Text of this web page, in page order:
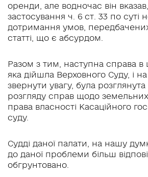
оренди, але водночас він
застосування ч. 6 ст. 33 по суті
дотримання умов, передбачених
статті, що є абсурдом.
Разом з тим, наступна справа в
яка дійшла Верховного Суду, і
звернути увагу, була
розгляду справ щодо земельних
права власності Касаційного
суду.
Судді даної палати, на нашу
до даної проблеми більш
обгрунтовано.